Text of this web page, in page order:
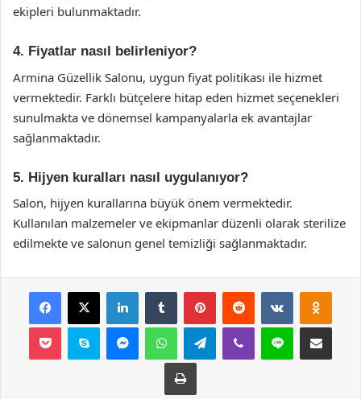
ekipleri bulunmaktadır.
4. Fiyatlar nasıl belirleniyor?
Armina Güzellik Salonu, uygun fiyat politikası ile hizmet
vermektedir. Farklı bütçelere hitap eden hizmet seçenekleri
sunulmakta ve dönemsel kampanyalarla ek avantajlar
sağlanmaktadır.
5. Hijyen kuralları nasıl uygulanıyor?
Salon, hijyen kurallarına büyük önem vermektedir.
Kullanılan malzemeler ve ekipmanlar düzenli olarak sterilize
edilmekte ve salonun genel temizliği sağlanmaktadır.
Facebook
X LinkedInTumblr PinterestReddit VKontakte
Pocket Skype MessengerWhatsAppTelegramViber Line E-Posta ile
Yazdır